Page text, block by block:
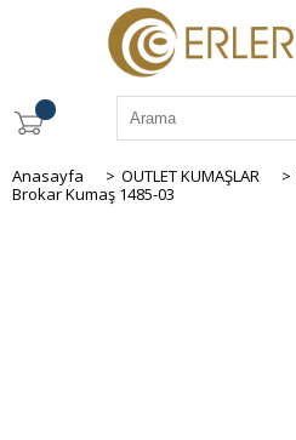
Anasayfa > OUTLET KUMAŞLAR >
Brokar Kumaş 1485-03